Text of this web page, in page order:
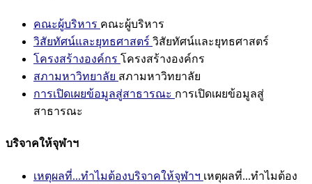
คณะผู้บริหาร คณะผู้บริหาร
วิสัยทัศน์และยุทธศาสตร์ วิสัยทัศน์และยุทธศาสตร์
โครงสร้างองค์กร โครงสร้างองค์กร
สภามหาวิทยาลัย สภามหาวิทยาลัย
การเปิดเผยข้อมูลสู่สาธารณะ การเปิดเผยข้อมูลสู่
สาธารณะ
บริจาคให้จุฬาฯ
เหตุผลที่...ทำไมต้องบริจาคให้จุฬาฯ เหตุผลที่...ทำไมต้อง